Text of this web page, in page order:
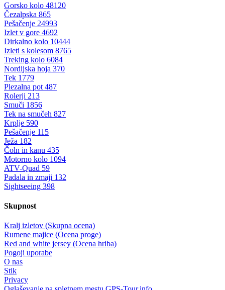
Gorsko kolo 48120
Čezalpska 865
Pešačenje 24993
Izlet v gore 4692
Dirkalno kolo 10444
Izleti s kolesom 8765
Treking kolo 6084
Nordijska hoja 370
Tek 1779
Plezalna pot 487
Rolerji 213
Smuči 1856
Tek na smučeh 827
Krplje 590
Pešačenje 115
Ježa 182
Čoln in kanu 435
Motorno kolo 1094
ATV-Quad 59
Padala in zmaji 132
Sightseeing 398
Skupnost
Kralj izletov (Skupna ocena)
Rumene majice (Ocena proge)
Red and white jersey (Ocena hriba)
Pogoji uporabe
O nas
Stik
Privacy